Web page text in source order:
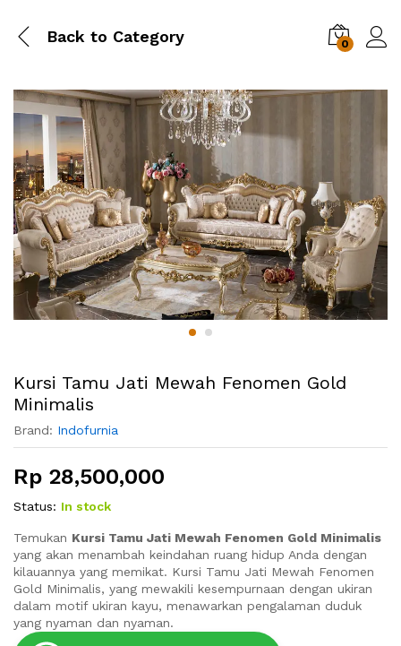
Back to Category 0
Kursi Tamu Jati Mewah Fenomen Gold
Minimalis
Brand: Indofurnia
Rp 28,500,000
Status: In stock
Temukan Kursi Tamu Jati Mewah Fenomen Gold Minimalis
yang akan menambah keindahan ruang hidup Anda dengan
kilauannya yang memikat. Kursi Tamu Jati Mewah Fenomen
Gold Minimalis, yang mewakili kesempurnaan dengan ukiran
dalam motif ukiran kayu, menawarkan pengalaman duduk
yang nyaman dan nyaman.